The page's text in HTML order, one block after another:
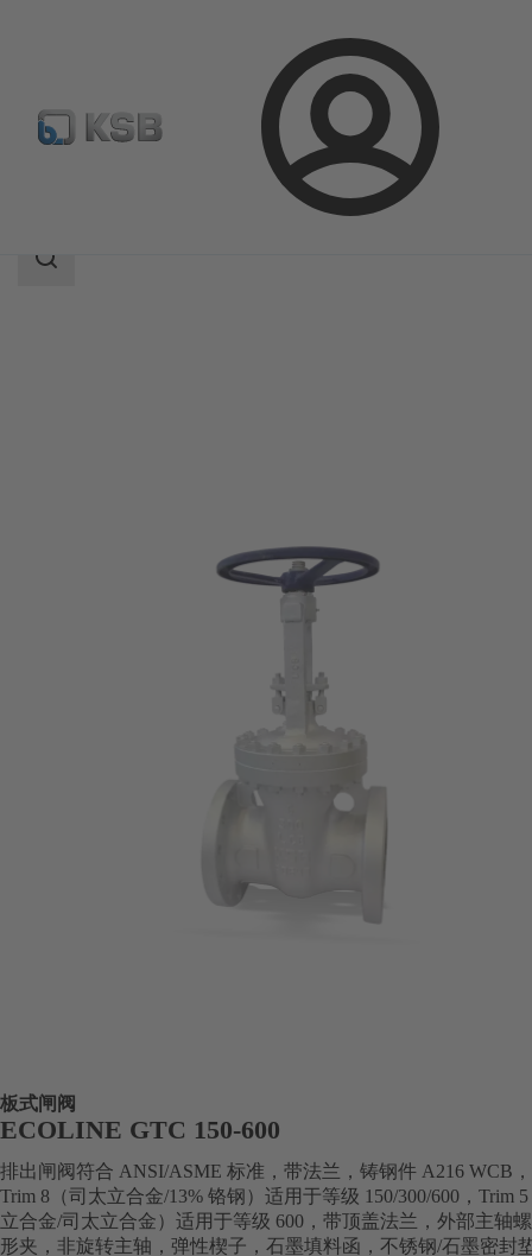
登
录
ECOLINE GTC 150-600
搜
板式闸阀
ECOLINE GTC 150-600
排出闸阀符合 ANSI/ASME 标准，带法兰，铸钢件 A216 WCB，
Trim 8（司太立合金/13% 铬钢）适用于等级 150/300/600，Trim
立合金/司太立合金）适用于等级 600，带顶盖法兰，外部主轴
形夹，非旋转主轴，弹性楔子，石墨填料函，不锈钢/石墨密封